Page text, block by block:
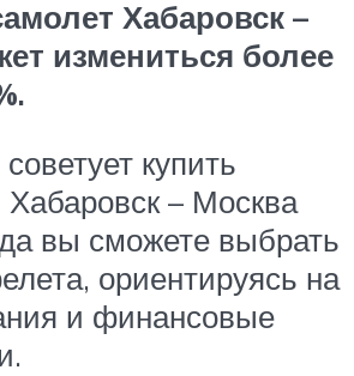
Хабаровск –
измениться более
купить
– Москва
вы сможете выбрать
ориентируясь на
и финансовые